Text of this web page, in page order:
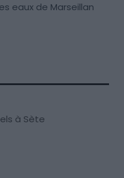
eaux de Marseillan
à Sète